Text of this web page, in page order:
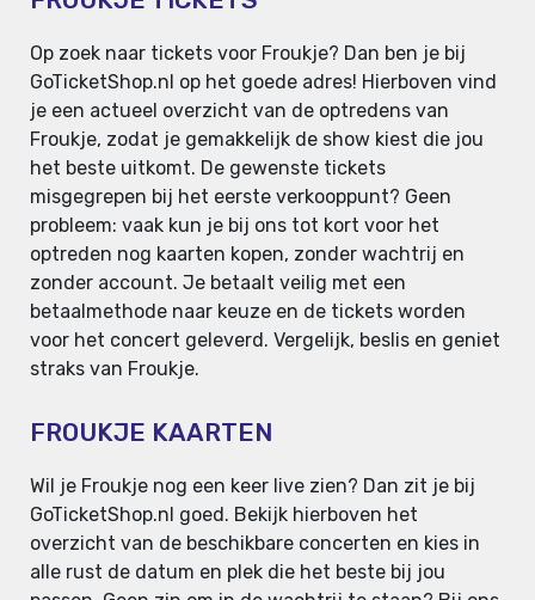
Op zoek naar tickets voor Froukje? Dan ben je bij
GoTicketShop.nl op het goede adres! Hierboven vind
je een actueel overzicht van de optredens van
Froukje, zodat je gemakkelijk de show kiest die jou
het beste uitkomt. De gewenste tickets
misgegrepen bij het eerste verkooppunt? Geen
probleem: vaak kun je bij ons tot kort voor het
optreden nog kaarten kopen, zonder wachtrij en
zonder account. Je betaalt veilig met een
betaalmethode naar keuze en de tickets worden
voor het concert geleverd. Vergelijk, beslis en geniet
straks van Froukje.
FROUKJE KAARTEN
Wil je Froukje nog een keer live zien? Dan zit je bij
GoTicketShop.nl goed. Bekijk hierboven het
overzicht van de beschikbare concerten en kies in
alle rust de datum en plek die het beste bij jou